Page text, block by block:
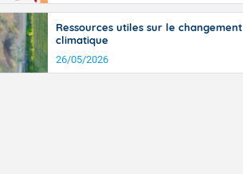
le Jura et
de
et
sur le
en
h. Côté
entre
en Anjou.
pointes
Ressources utiles sur le changement
climatique
26/05/2026